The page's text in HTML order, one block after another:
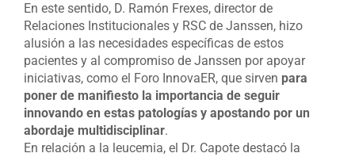
En este sentido, D. Ramón Frexes, director de
Relaciones Institucionales y RSC de Janssen, hizo
alusión a las necesidades específicas de estos
pacientes y al compromiso de Janssen por apoyar
iniciativas, como el Foro InnovaER, que sirven para
poner de manifiesto la importancia de seguir
innovando en estas patologías y apostando por un
abordaje multidisciplinar.
En relación a la leucemia, el Dr. Capote destacó la